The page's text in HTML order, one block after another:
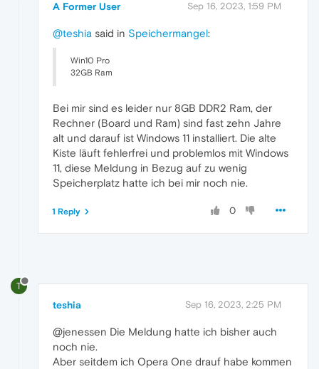
A Former User Sep 16, 2023, 1:59 PM
@teshia said in Speichermangel:
Win10 Pro
32GB Ram
Bei mir sind es leider nur 8GB DDR2 Ram, der
Rechner (Board und Ram) sind fast zehn Jahre
alt und darauf ist Windows 11 installiert. Die alte
Kiste läuft fehlerfrei und problemlos mit Windows
11, diese Meldung in Bezug auf zu wenig
Speicherplatz hatte ich bei mir noch nie.
0
1 Reply
T
teshia Sep 16, 2023, 2:25 PM
@jenessen Die Meldung hatte ich bisher auch
noch nie.
Aber seitdem ich Opera One drauf habe kommen